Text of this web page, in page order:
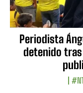
Periodista
detenido